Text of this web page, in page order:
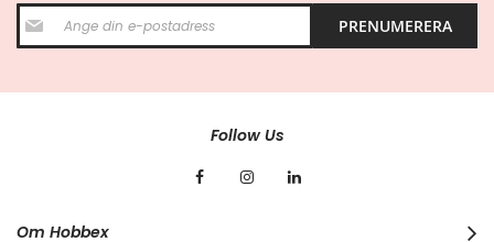
S
i
g
PRENUMERERA
Follow Us
Om Hobbex